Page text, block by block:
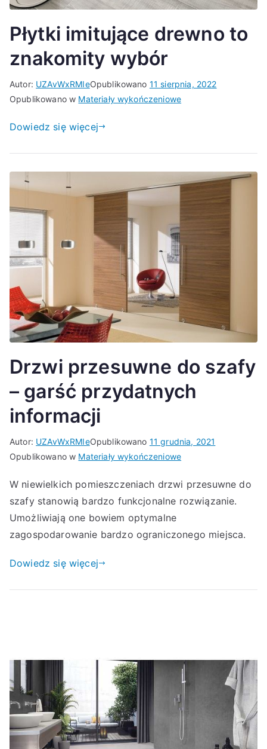
Płytki imitujące drewno to
znakomity wybór
Autor: UZAvWxRMIeOpublikowano 11 sierpnia, 2022
Opublikowano w Materiały wykończeniowe
Dowiedz się więcej
Drzwi przesuwne do szafy
– garść przydatnych
informacji
Autor: UZAvWxRMIeOpublikowano 11 grudnia, 2021
Opublikowano w Materiały wykończeniowe
W niewielkich pomieszczeniach drzwi przesuwne do
szafy stanowią bardzo funkcjonalne rozwiązanie.
Umożliwiają one bowiem optymalne
zagospodarowanie bardzo ograniczonego miejsca.
Dowiedz się więcej